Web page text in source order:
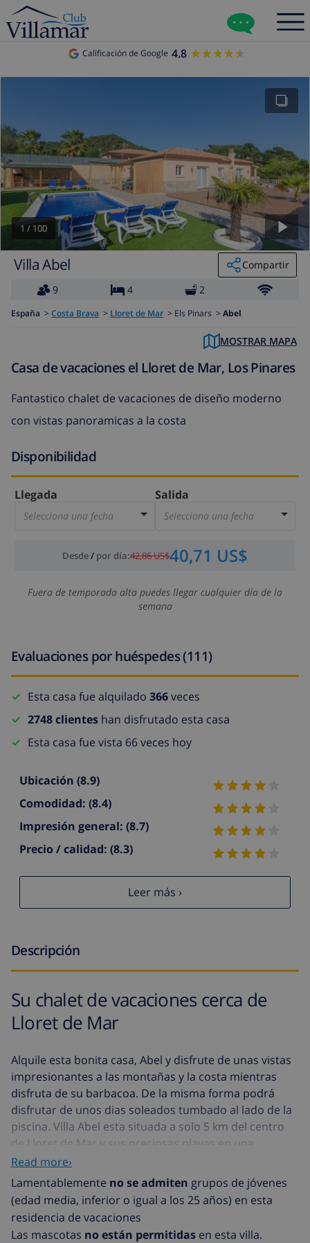
Calificación de Google 4.8 ★★★★★
★★★★★
1 / 100
Villa Abel
Compartir
9
4 2
España > Costa Brava > Lloret de Mar > Els Pinars > Abel
MOSTRAR MAPA
Casa de vacaciones el Lloret de Mar, Los Pinares
Fantastico chalet de vacaciones de diseño moderno
con vistas panoramicas a la costa
Disponibilidad
Llegada
Selecciona una fecha
Salida
Selecciona una fecha
Desde/ por día:42,86 US$40,71 US$
Fuera de temporada alta puedes llegar cualquier día de la
semana
Evaluaciones por huéspedes (111)
Esta casa fue alquilado 366veces
2748 clientes han disfrutado esta casa
Esta casa fue vista 66 veces hoy
Ubicación (8.9)
Comodidad: (8.4)
Impresión general: (8.7)
Precio / calidad: (8.3)
Leer más ›
Descripción
Su chalet de vacaciones cerca de
Lloret de Mar
Alquile esta bonita casa, Abel y disfrute de unas vistas
impresionantes a las montañas y la costa mientras
disfruta de su barbacoa. De la misma forma podrá
disfrutar de unos dias soleados tumbado al lado de la
piscina. Villa Abel esta situada a solo 5 km del centro
de Lloret de Mar y sus preciosas playas en una
urbanizacion tranquila: Los Pinares. Podrá aparcar su
coche delante de la vivienda o dentro de la propiedad.
Se accede a la casa por unas escaleras. Villa Abel tiene
una sola planta donde se encuentra el gran salon
comedor con chimenea, la cocina, 4 dormitorios
Read more›
Lamentablemente no se admiten grupos de jóvenes
(edad media, inferior o igual a los 25 años) en esta
residencia de vacaciones
Las mascotas no están permitidas en esta villa.